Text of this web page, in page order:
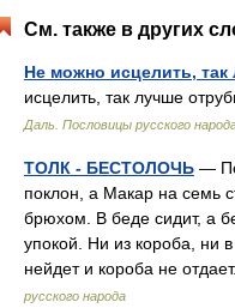
См. также в других
Не можно исцелить, так
исцелить, так лучше
Даль. Пословицы русского
ТОЛК - БЕСТОЛОЧЬ —
поклон, а Макар на семь
брюхом. В беде сидит, а
упокой. Ни из короба, ни
нейдет и короба не
русского народа